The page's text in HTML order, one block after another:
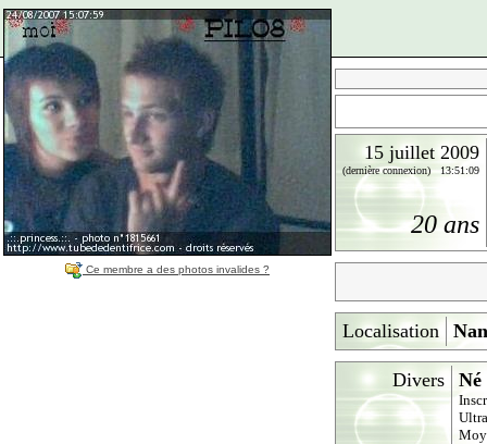
Ce membre a des photos invalides ?
15 juillet 2009
(dernière connexion) 13:51:09
20 ans
Localisation
Divers Né